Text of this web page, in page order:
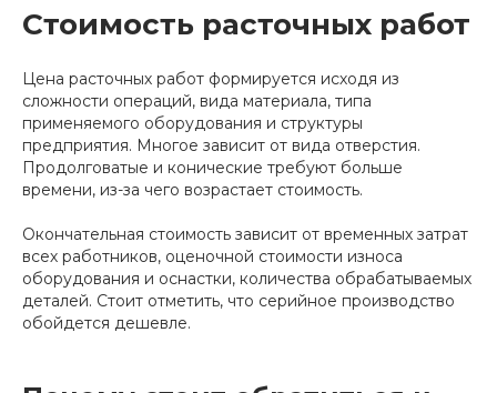
Стоимость расточных работ
Цена расточных работ формируется исходя из
сложности операций, вида материала, типа
применяемого оборудования и структуры
предприятия. Многое зависит от вида отверстия.
Продолговатые и конические требуют больше
времени, из-за чего возрастает стоимость.
Окончательная стоимость зависит от временных затрат
всех работников, оценочной стоимости износа
оборудования и оснастки, количества обрабатываемых
деталей. Стоит отметить, что серийное производство
обойдется дешевле.